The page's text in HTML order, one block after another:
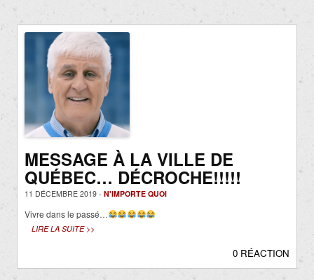
MESSAGE À LA VILLE DE
QUÉBEC… DÉCROCHE!!!!!
11 DÉCEMBRE 2019 - N'IMPORTE QUOI
Vivre dans le passé…
LIRE LA SUITE >>
0 RÉACTION